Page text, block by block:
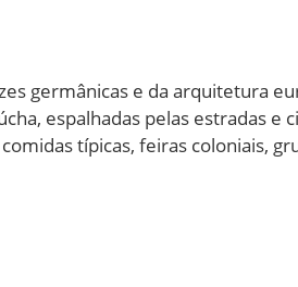
germânicas e da arquitetura
espalhadas pelas estradas e
típicas, feiras coloniais,